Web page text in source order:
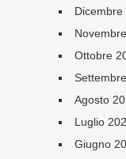
Dicembre
Ottobre
Agosto
Luglio
Giugno